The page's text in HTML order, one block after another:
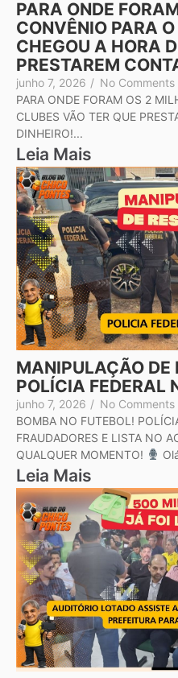
PARA ONDE
CONVÊNIO PARA O
CHEGOU A HORA
PRESTAREM
junho 7, 2026 / No Comments
PARA ONDE FORAM OS 2
CLUBES VÃO TER QUE
DINHEIRO!...
Leia Mais
MANIPULAÇÃO DE
POLÍCIA FEDERAL
junho 7, 2026 / No Comments
BOMBA NO FUTEBOL!
FRAUDADORES E LISTA NO
QUALQUER MOMENTO!
Leia Mais